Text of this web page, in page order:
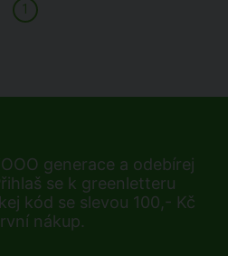
1
generace a odebírej
se k greenletteru
kód se slevou 100,- Kč
nákup.